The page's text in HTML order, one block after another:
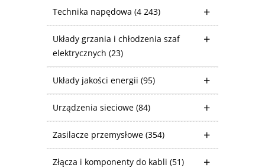
Technika napędowa (4 243)
Układy grzania i chłodzenia szaf
elektrycznych (23)
Układy jakości energii (95)
Urządzenia sieciowe (84)
Zasilacze przemysłowe (354)
Złącza i komponenty do kabli (51)